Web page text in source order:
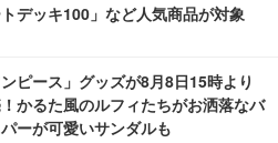
デッキ100」など人気商品が対象
ピース」グッズが8月8日15時より
かるた風のルフィたちがお洒落なバ
ーが可愛いサンダルも